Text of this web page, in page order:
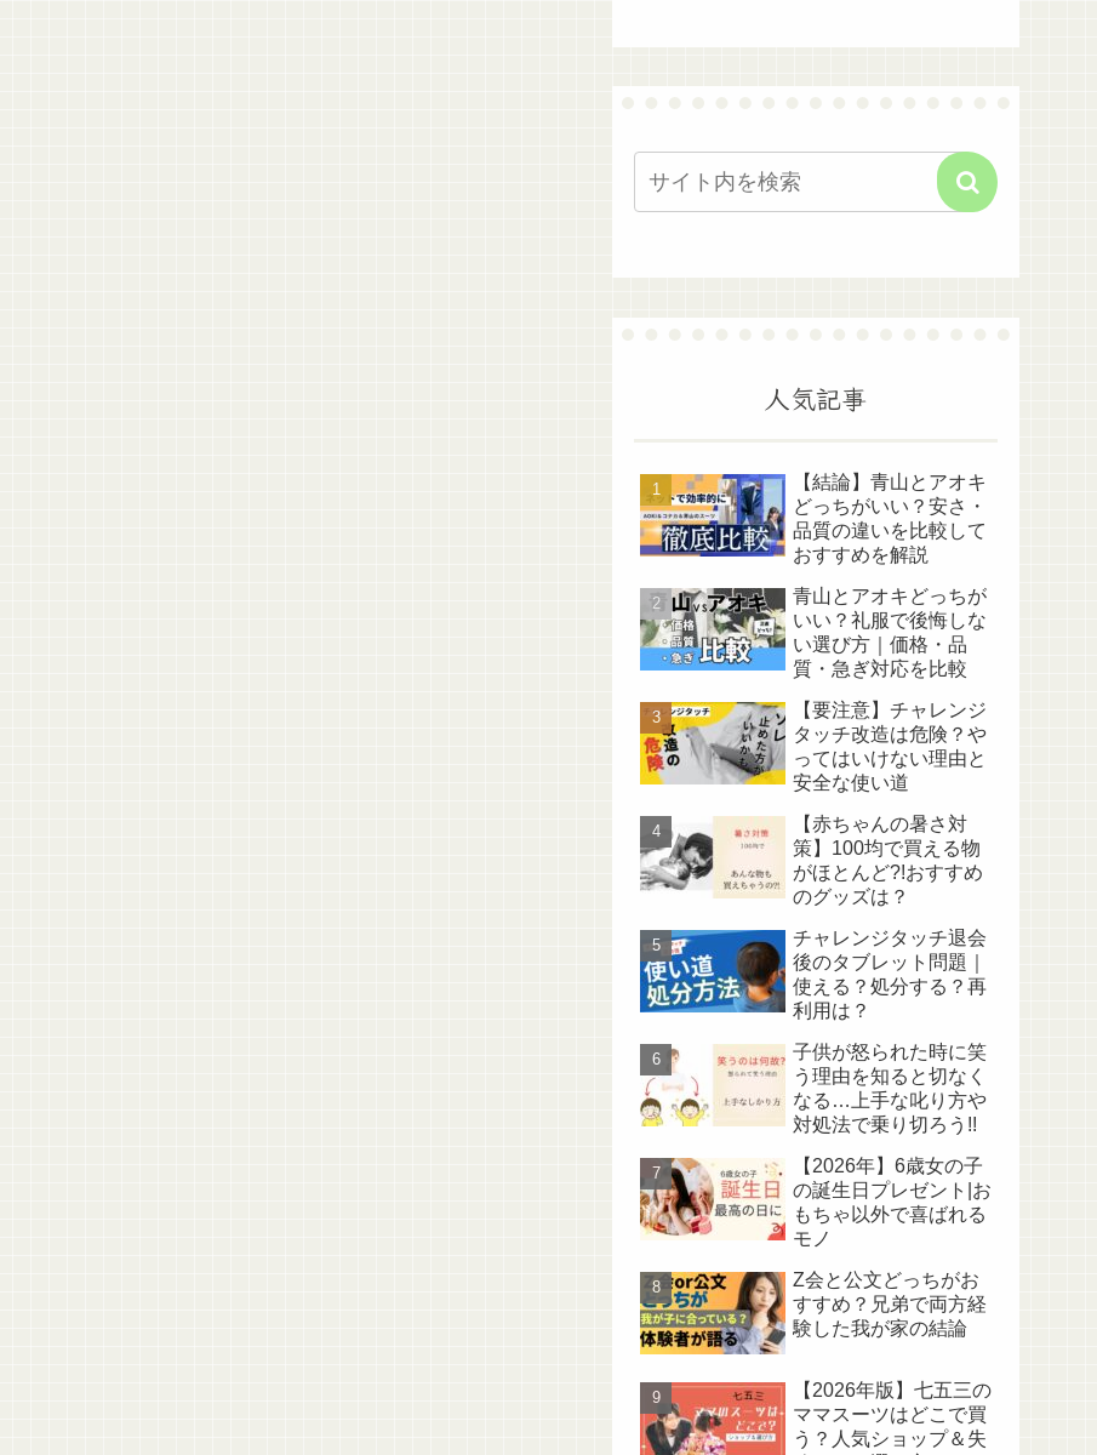
人気記事
【結論】青山とアオキ
どっちがいい？安さ・
品質の違いを比較して
おすすめを解説
青山とアオキどっちが
いい？礼服で後悔しな
い選び方｜価格・品
質・急ぎ対応を比較
【要注意】チャレンジ
タッチ改造は危険？や
ってはいけない理由と
安全な使い道
【赤ちゃんの暑さ対
策】100均で買える物
がほとんど?!おすすめ
のグッズは？
チャレンジタッチ退会
後のタブレット問題｜
使える？処分する？再
利用は？
子供が怒られた時に笑
う理由を知ると切なく
なる…上手な叱り方や
対処法で乗り切ろう!!
【2026年】6歳女の子
の誕生日プレゼント|お
もちゃ以外で喜ばれる
モノ
Z会と公文どっちがお
すすめ？兄弟で両方経
験した我が家の結論
【2026年版】七五三の
ママスーツはどこで買
う？人気ショップ＆失